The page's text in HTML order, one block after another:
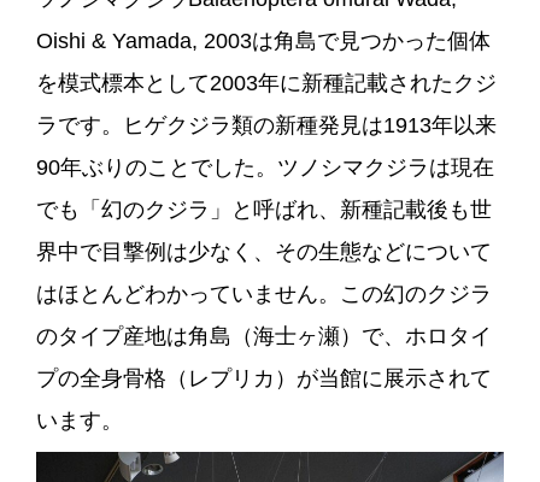
Oishi & Yamada, 2003は角島で見つかった個体
を模式標本として2003年に新種記載されたクジ
ラです。ヒゲクジラ類の新種発見は1913年以来
90年ぶりのことでした。ツノシマクジラは現在
でも「幻のクジラ」と呼ばれ、新種記載後も世
界中で目撃例は少なく、その生態などについて
はほとんどわかっていません。この幻のクジラ
のタイプ産地は角島（海士ヶ瀬）で、ホロタイ
プの全身骨格（レプリカ）が当館に展示されて
います。